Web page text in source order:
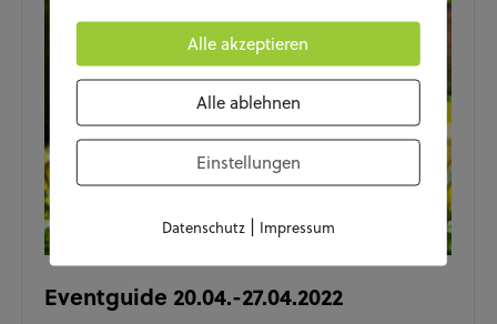
Eventguide 20.04.-27.04.2022
Alle akzeptieren
Alle ablehnen
Einstellungen
Datenschutz| Impressum